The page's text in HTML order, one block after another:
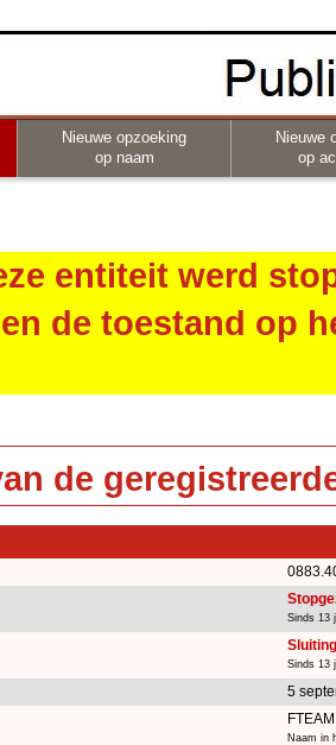
Nieuwe opzoeking
op naam
Nieuwe
op
entiteit werd
de toestand op
de
Sinds 13
Sinds 13
5
FTEAM
Naam in